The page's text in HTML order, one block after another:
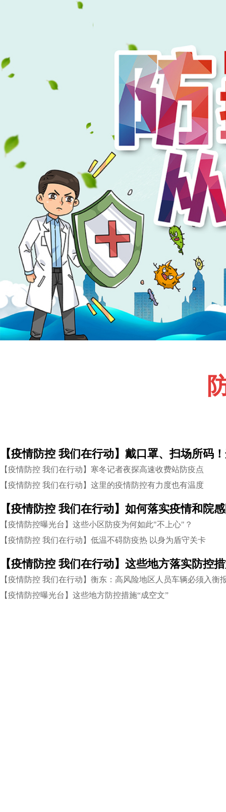
【疫情防控 我们在行动】寒冬记者夜探高速收费站防疫点
【疫情防控 我们在行动】这里的疫情防控有力度也有温度
【疫情防控曝光台】这些小区防疫为何如此"不上心"？
【疫情防控 我们在行动】低温不碍防疫热 以身为盾守关卡
【疫情防控 我们在行动】这些地方落实防控
【疫情防控 我们在行动】衡东：高风险地区人员车辆必须入衡
【疫情防控曝光台】这些地方防控措施“成空文”